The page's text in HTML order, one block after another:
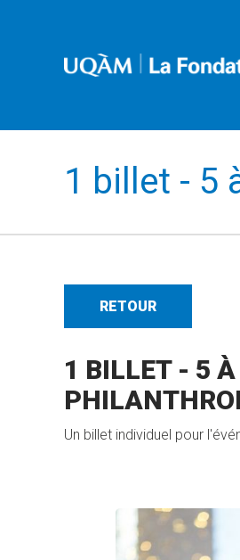
1 billet - 5
RETOUR
1 BILLET - 5
Un billet individuel pour